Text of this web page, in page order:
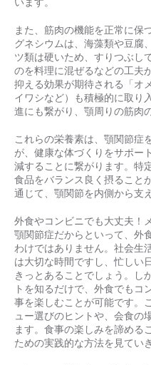
います。
また、筋肉の機能を正常に保
グネシウムは、海藻類や豆腐
ツ類は硬いため、すりつぶし
のを料理に混ぜるなどの工夫
抑える効果が期待される「オ
イワシなど）も積極的に取り
進にも繋がり、顎周りの筋肉
これらの栄養素は、顎関節症
が、健康な体づくりをサポー
減することに繋がります。特
食品をバランス良く摂ること
通じて、顎関節を内側から支
外食やコンビニでも大丈夫！
顎関節症だからといって、外
わけではありません。社会生
は大切な時間ですし、忙しい
きっとあることでしょう。し
トを知るだけで、外食でもコ
事を楽しむことが可能です。
ュー選びのヒントや、会食の
ます。食事の楽しみを諦める
ための実践的な方法を見てい